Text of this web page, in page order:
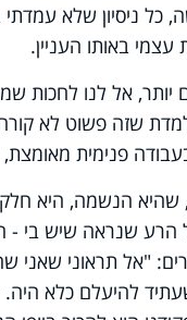
ניסיון שלא עמדתי
באותו העניין.
יותר, אל לנו לחכות
שזה פשוט לא
פנימית
שהיא הנשמה, היא
שנראה שיש בי -
"אל תראוני שאני
להיעלם כלא